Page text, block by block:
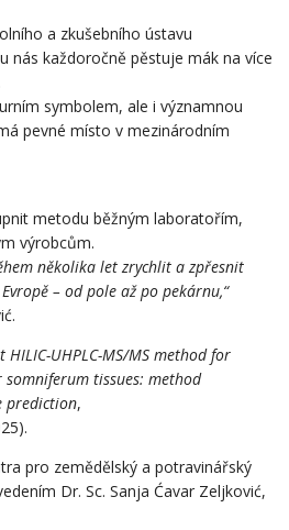
a zkušebního ústavu
nás každoročně pěstuje mák na více
symbolem, ale i významnou
pevné místo v mezinárodním
metodu běžným laboratořím,
výrobcům.
několika let zrychlit a zpřesnit
– od pole až po pekárnu,“
UHPLC-MS/MS method for
tissues: method
prediction,
pro zemědělský a potravinářský
Dr. Sc. Sanja Ćavar Zeljković,